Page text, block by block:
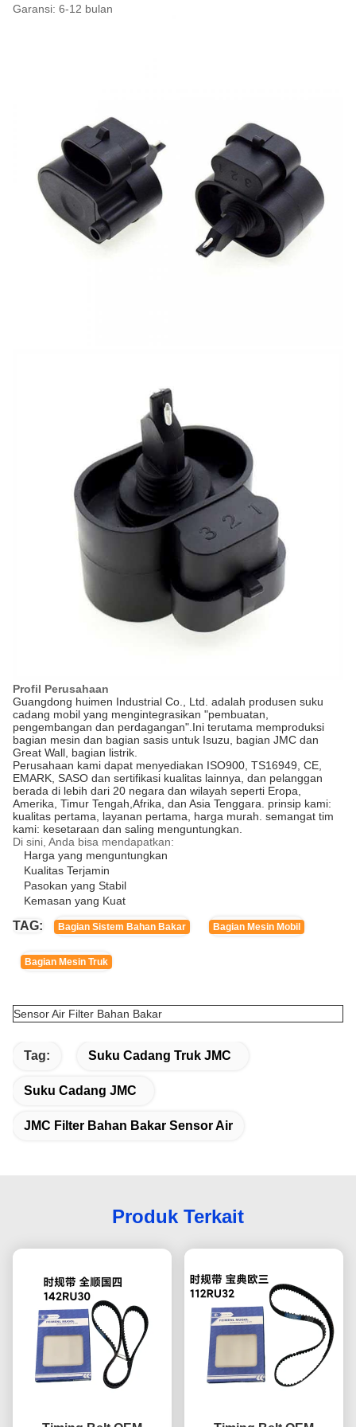
Garansi: 6-12 bulan
Profil Perusahaan
Guangdong huimen Industrial Co., Ltd. adalah produsen suku
cadang mobil yang mengintegrasikan "pembuatan,
pengembangan dan perdagangan".Ini terutama memproduksi
bagian mesin dan bagian sasis untuk Isuzu, bagian JMC dan
Great Wall, bagian listrik.
Perusahaan kami dapat menyediakan ISO900, TS16949, CE,
EMARK, SASO dan sertifikasi kualitas lainnya, dan pelanggan
berada di lebih dari 20 negara dan wilayah seperti Eropa,
Amerika, Timur Tengah,Afrika, dan Asia Tenggara. prinsip kami:
kualitas pertama, layanan pertama, harga murah. semangat tim
kami: kesetaraan dan saling menguntungkan.
Di sini, Anda bisa mendapatkan:
Harga yang menguntungkan
Kualitas Terjamin
Pasokan yang Stabil
Kemasan yang Kuat
TAG: Bagian Sistem Bahan Bakar Bagian Mesin Mobil
Bagian Mesin Truk
Sensor Air Filter Bahan Bakar
Tag: Suku Cadang Truk JMC
Suku Cadang JMC
JMC Filter Bahan Bakar Sensor Air
Produk Terkait